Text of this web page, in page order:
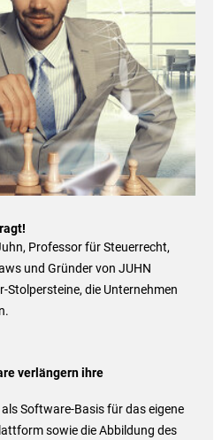
Professor für Steuerrecht,
und Gründer von JUHN
Stolpersteine, die Unternehmen
verlängern ihre
Software-Basis für das eigene
sowie die Abbildung des